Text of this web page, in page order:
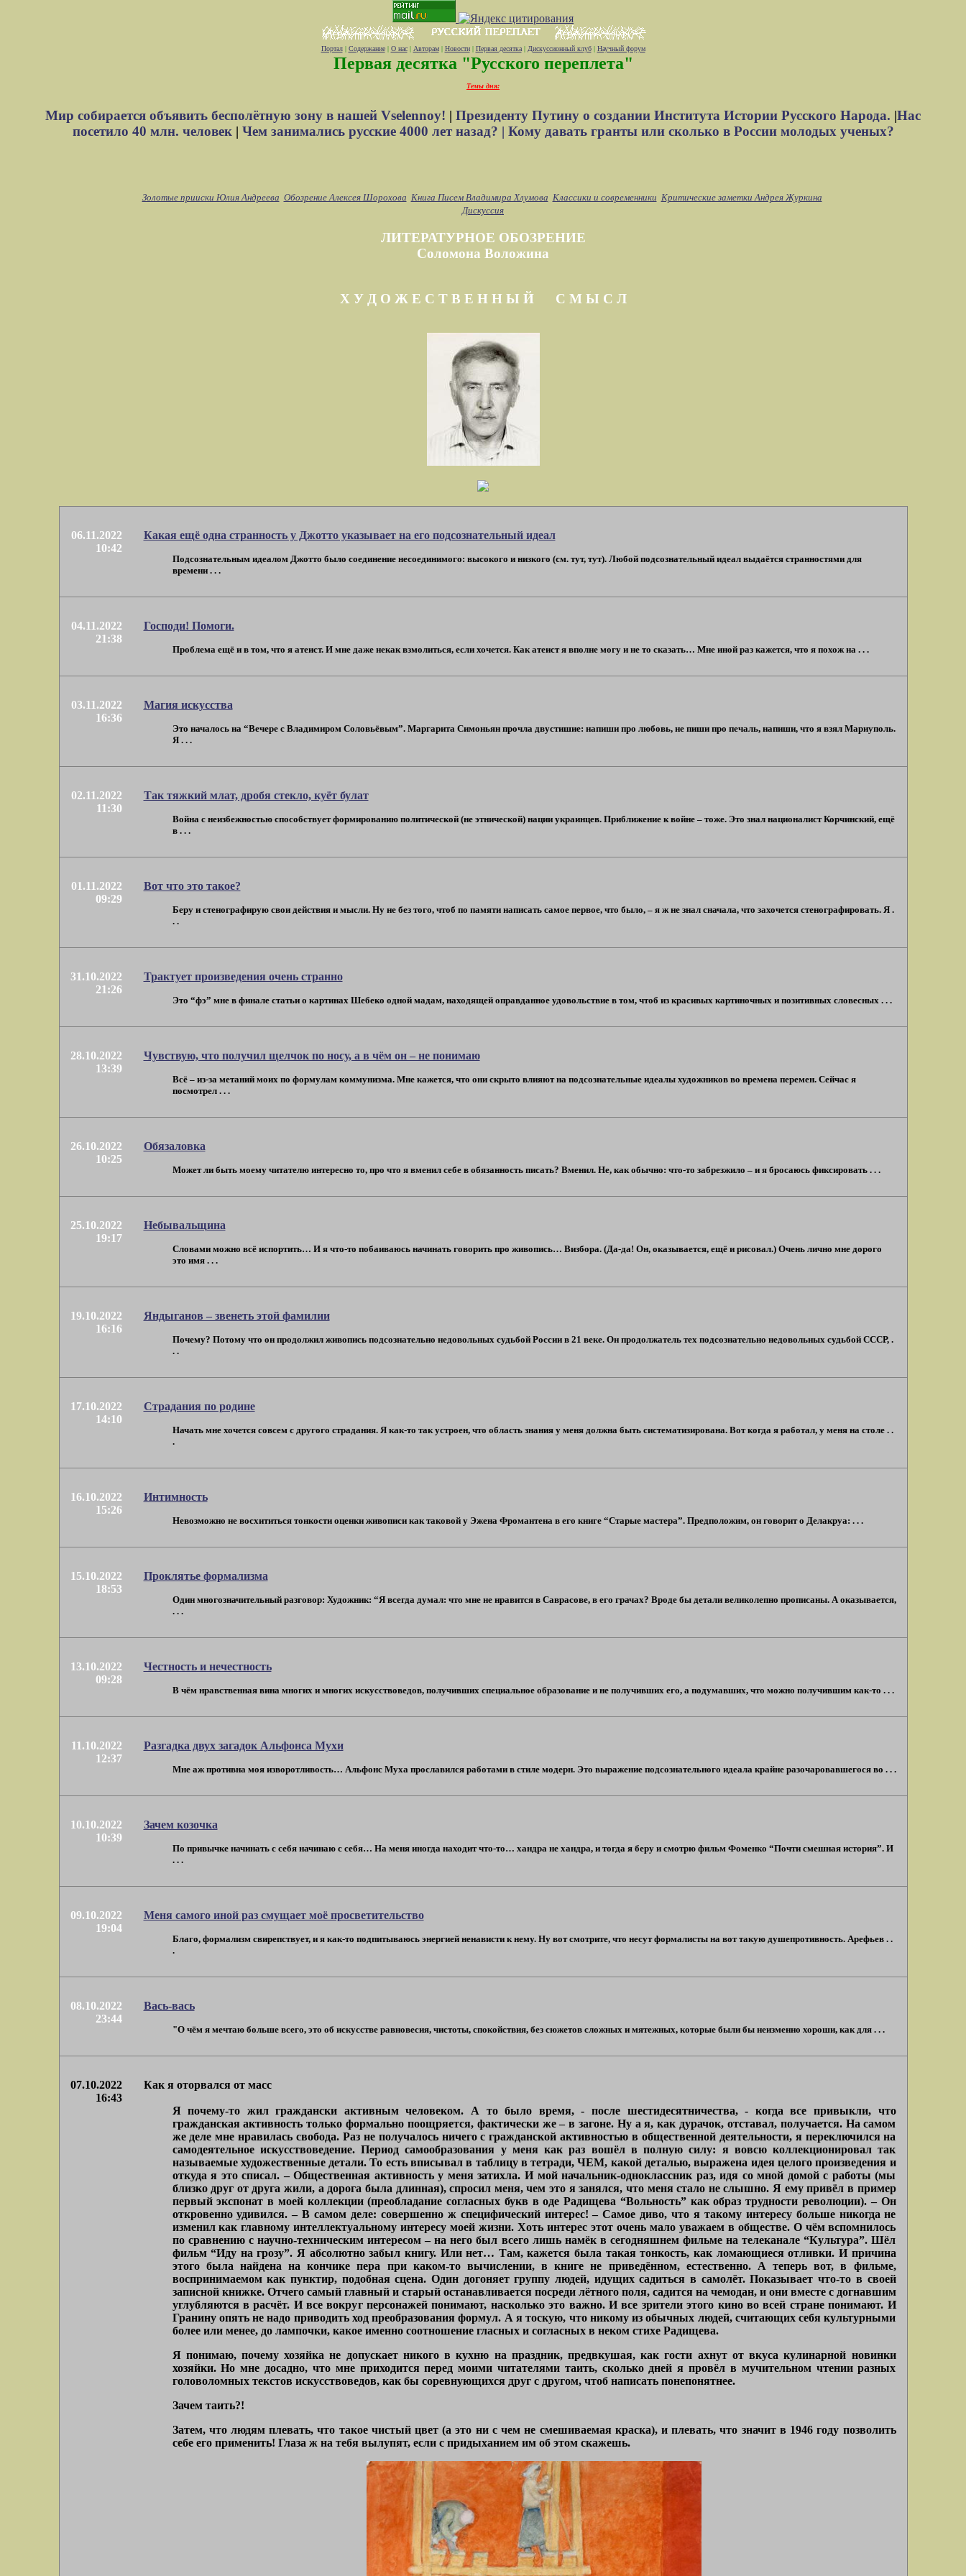
Портал| Содержание| О нас| Авторам| Новости| Первая десятка| Дискуссионный клуб| Научный форум
Первая десятка "Русского переплета"
Темы дня:
Мир собирается объявить бесполётную зону в нашей Vselennoy! | Президенту Путину о создании Института Истории Русского Народа. |Нас
посетило 40 млн. человек| Чем занимались русские 4000 лет назад? | Кому давать гранты или сколько в России молодых ученых?
Золотые прииски Юлия Андреева Обозрение Алексея Шорохова Книга Писем Владимира Хлумова Классики и современники Критические заметки Андрея Журкина
Дискуссия
ЛИТЕРАТУРНОЕ ОБОЗРЕНИЕ
Соломона Воложина
Х У Д О Ж Е С Т В Е Н Н Ы Й С М Ы С Л
06.11.2022
10:42
Какая ещё одна странность у Джотто указывает на его подсознательный идеал
Подсознательным идеалом Джотто было соединение несоединимого: высокого и низкого (см. тут, тут). Любой подсознательный идеал выдаётся странностями для
времени . . .
04.11.2022
21:38
Господи! Помоги.
Проблема ещё и в том, что я атеист. И мне даже некак взмолиться, если хочется. Как атеист я вполне могу и не то сказать… Мне иной раз кажется, что я похож на . . .
03.11.2022
16:36
Магия искусства
Это началось на “Вечере с Владимиром Соловьёвым”. Маргарита Симоньян прочла двустишие: напиши про любовь, не пиши про печаль, напиши, что я взял Мариуполь.
Я . . .
02.11.2022
11:30
Так тяжкий млат, дробя стекло, куёт булат
Война с неизбежностью способствует формированию политической (не этнической) нации украинцев. Приближение к войне – тоже. Это знал националист Корчинский, ещё
в . . .
01.11.2022
09:29
Вот что это такое?
Беру и стенографирую свои действия и мысли. Ну не без того, чтоб по памяти написать самое первое, что было, – я ж не знал сначала, что захочется стенографировать. Я .
. .
31.10.2022
21:26
Трактует произведения очень странно
Это “фэ” мне в финале статьи о картинах Шебеко одной мадам, находящей оправданное удовольствие в том, чтоб из красивых картиночных и позитивных словесных . . .
28.10.2022
13:39
Чувствую, что получил щелчок по носу, а в чём он – не понимаю
Всё – из-за метаний моих по формулам коммунизма. Мне кажется, что они скрыто влияют на подсознательные идеалы художников во времена перемен. Сейчас я
посмотрел . . .
26.10.2022
10:25
Обязаловка
Может ли быть моему читателю интересно то, про что я вменил себе в обязанность писать? Вменил. Не, как обычно: что-то забрезжило – и я бросаюсь фиксировать . . .
25.10.2022
19:17
Небывальщина
Словами можно всё испортить… И я что-то побаиваюсь начинать говорить про живопись… Визбора. (Да-да! Он, оказывается, ещё и рисовал.) Очень лично мне дорого
это имя . . .
19.10.2022
16:16
Яндыганов – звенеть этой фамилии
Почему? Потому что он продолжил живопись подсознательно недовольных судьбой России в 21 веке. Он продолжатель тех подсознательно недовольных судьбой СССР, .
. .
17.10.2022
14:10
Страдания по родине
Начать мне хочется совсем с другого страдания. Я как-то так устроен, что область знания у меня должна быть систематизирована. Вот когда я работал, у меня на столе . .
.
16.10.2022
15:26
Интимность
Невозможно не восхититься тонкости оценки живописи как таковой у Эжена Фромантена в его книге “Старые мастера”. Предположим, он говорит о Делакруа: . . .
15.10.2022
18:53
Проклятье формализма
Один многозначительный разговор: Художник: “Я всегда думал: что мне не нравится в Саврасове, в его грачах? Вроде бы детали великолепно прописаны. А оказывается,
. . .
13.10.2022
09:28
Честность и нечестность
В чём нравственная вина многих и многих искусствоведов, получивших специальное образование и не получивших его, а подумавших, что можно получившим как-то . . .
11.10.2022
12:37
Разгадка двух загадок Альфонса Мухи
Мне аж противна моя изворотливость… Альфонс Муха прославился работами в стиле модерн. Это выражение подсознательного идеала крайне разочаровавшегося во . . .
10.10.2022
10:39
Зачем козочка
По привычке начинать с себя начинаю с себя… На меня иногда находит что-то… хандра не хандра, и тогда я беру и смотрю фильм Фоменко “Почти смешная история”. И
. . .
09.10.2022
19:04
Меня самого иной раз смущает моё просветительство
Благо, формализм свирепствует, и я как-то подпитываюсь энергией ненависти к нему. Ну вот смотрите, что несут формалисты на вот такую душепротивность. Арефьев . .
.
08.10.2022
23:44
Вась-вась
"О чём я мечтаю больше всего, это об искусстве равновесия, чистоты, спокойствия, без сюжетов сложных и мятежных, которые были бы неизменно хороши, как для . . .
07.10.2022
16:43
Как я оторвался от масс
Я почему-то жил граждански активным человеком. А то было время, - после шестидесятничества, - когда все привыкли, что
гражданская активность только формально поощряется, фактически же – в загоне. Ну а я, как дурачок, отставал, получается. На самом
же деле мне нравилась свобода. Раз не получалось ничего с гражданской активностью в общественной деятельности, я переключился на
самодеятельное искусствоведение. Период самообразования у меня как раз вошёл в полную силу: я вовсю коллекционировал так
называемые художественные детали. То есть вписывал в таблицу в тетради, ЧЕМ, какой деталью, выражена идея целого произведения и
откуда я это списал. – Общественная активность у меня затихла. И мой начальник-одноклассник раз, идя со мной домой с работы (мы
близко друг от друга жили, а дорога была длинная), спросил меня, чем это я занялся, что меня стало не слышно. Я ему привёл в пример
первый экспонат в моей коллекции (преобладание согласных букв в оде Радищева “Вольность” как образ трудности революции). – Он
откровенно удивился. – В самом деле: совершенно ж специфический интерес! – Самое диво, что я такому интересу больше никогда не
изменил как главному интеллектуальному интересу моей жизни. Хоть интерес этот очень мало уважаем в обществе. О чём вспомнилось
по сравнению с научно-техническим интересом – на него был всего лишь намёк в сегодняшнем фильме на телеканале “Культура”. Шёл
фильм “Иду на грозу”. Я абсолютно забыл книгу. Или нет… Там, кажется была такая тонкость, как ломающиеся отливки. И причина
этого была найдена на кончике пера при каком-то вычислении, в книге не приведённом, естественно. А теперь вот, в фильме,
воспринимаемом как пунктир, подобная сцена. Один догоняет группу людей, идущих садиться в самолёт. Показывает что-то в своей
записной книжке. Отчего самый главный и старый останавливается посреди лётного поля, садится на чемодан, и они вместе с догнавшим
углубляются в расчёт. И все вокруг персонажей понимают, насколько это важно. И все зрители этого кино во всей стране понимают. И
Гранину опять не надо приводить ход преобразования формул. А я тоскую, что никому из обычных людей, считающих себя культурными
более или менее, до лампочки, какое именно соотношение гласных и согласных в неком стихе Радищева.
Я понимаю, почему хозяйка не допускает никого в кухню на праздник, предвкушая, как гости ахнут от вкуса кулинарной новинки
хозяйки. Но мне досадно, что мне приходится перед моими читателями таить, сколько дней я провёл в мучительном чтении разных
головоломных текстов искусствоведов, как бы соревнующихся друг с другом, чтоб написать понепонятнее.
Зачем таить?!
Затем, что людям плевать, что такое чистый цвет (а это ни с чем не смешиваемая краска), и плевать, что значит в 1946 году позволить
себе его применить! Глаза ж на тебя вылупят, если с придыханием им об этом скажешь.